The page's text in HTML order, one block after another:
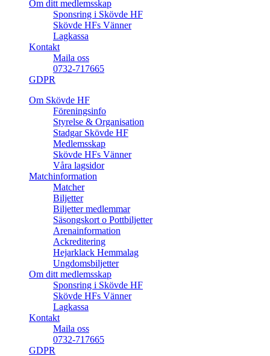
Om ditt medlemsskap
Sponsring i Skövde HF
Skövde HFs Vänner
Lagkassa
Kontakt
Maila oss
0732-717665
GDPR
Om Skövde HF
Föreningsinfo
Styrelse & Organisation
Stadgar Skövde HF
Medlemsskap
Skövde HFs Vänner
Våra lagsidor
Matchinformation
Matcher
Biljetter
Biljetter medlemmar
Säsongskort o Pottbiljetter
Arenainformation
Ackreditering
Hejarklack Hemmalag
Ungdomsbiljetter
Om ditt medlemsskap
Sponsring i Skövde HF
Skövde HFs Vänner
Lagkassa
Kontakt
Maila oss
0732-717665
GDPR